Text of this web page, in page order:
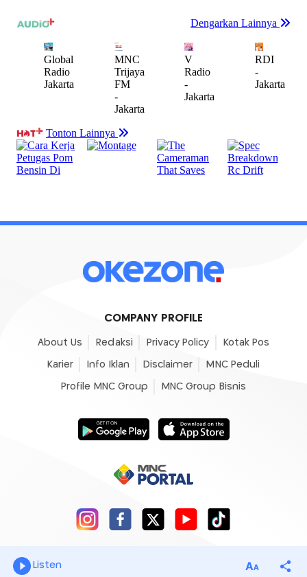
COMPANY PROFILE
About Us Redaksi Privacy Policy Kotak Pos
Karier Info Iklan Disclaimer MNC Peduli
Profile MNC Group MNC Group Bisnis
Listen